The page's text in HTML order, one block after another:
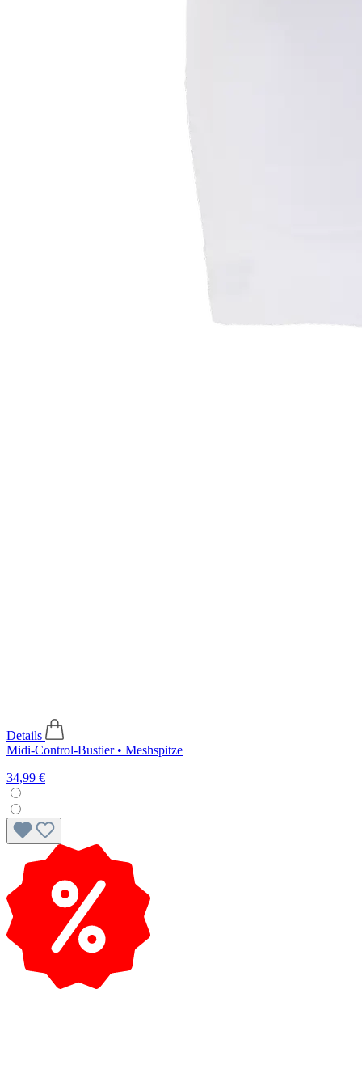
Details
Midi-Control-Bustier • Meshspitze
34,99 €